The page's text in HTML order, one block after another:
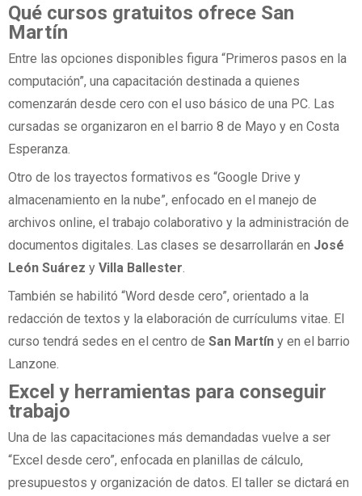
Qué cursos gratuitos ofrece San
Martín
Entre las opciones disponibles figura “Primeros pasos en la
computación”, una capacitación destinada a quienes
comenzarán desde cero con el uso básico de una PC. Las
cursadas se organizaron en el barrio 8 de Mayo y en Costa
Esperanza.
Otro de los trayectos formativos es “Google Drive y
almacenamiento en la nube”, enfocado en el manejo de
archivos online, el trabajo colaborativo y la administración de
documentos digitales. Las clases se desarrollarán en José
León Suárez y Villa Ballester.
También se habilitó “Word desde cero”, orientado a la
redacción de textos y la elaboración de currículums vitae. El
curso tendrá sedes en el centro de San Martín y en el barrio
Lanzone.
Excel y herramientas para conseguir
trabajo
Una de las capacitaciones más demandadas vuelve a ser
“Excel desde cero”, enfocada en planillas de cálculo,
presupuestos y organización de datos. El taller se dictará en